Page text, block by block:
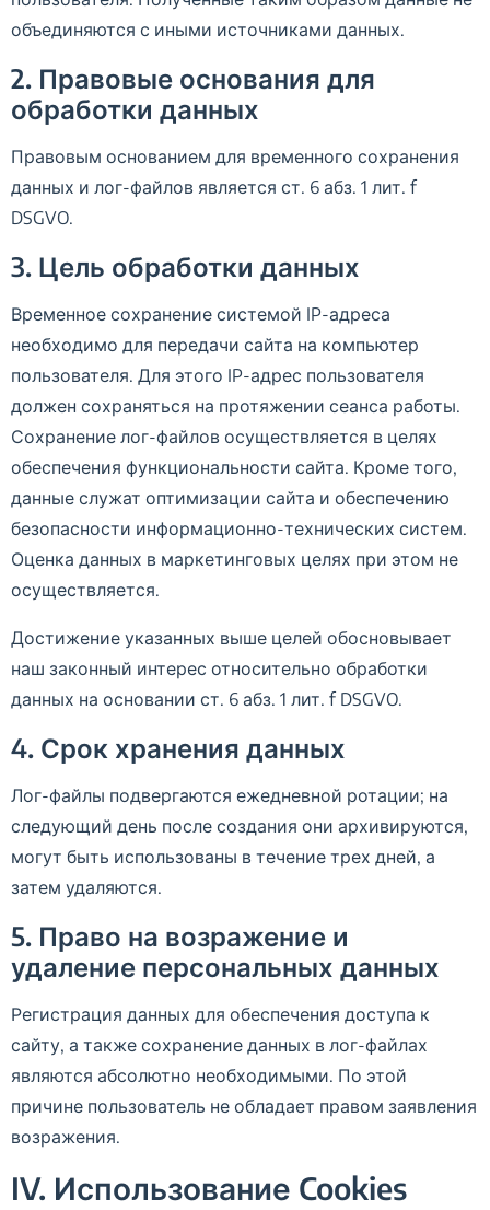
объединяются с иными источниками данных.
2. Правовые основания для
обработки данных
Правовым основанием для временного сохранения
данных и лог-файлов является ст. 6 абз. 1 лит. f
DSGVO.
3. Цель обработки данных
Временное сохранение системой IP-адреса
необходимо для передачи сайта на компьютер
пользователя. Для этого IP-адрес пользователя
должен сохраняться на протяжении сеанса работы.
Сохранение лог-файлов осуществляется в целях
обеспечения функциональности сайта. Кроме того,
данные служат оптимизации сайта и обеспечению
безопасности информационно-технических систем.
Оценка данных в маркетинговых целях при этом не
осуществляется.
Достижение указанных выше целей обосновывает
наш законный интерес относительно обработки
данных на основании ст. 6 абз. 1 лит. f DSGVO.
4. Срок хранения данных
Лог-файлы подвергаются ежедневной ротации; на
следующий день после создания они архивируются,
могут быть использованы в течение трех дней, а
затем удаляются.
5. Право на возражение и
удаление персональных данных
Регистрация данных для обеспечения доступа к
сайту, а также сохранение данных в лог-файлах
являются абсолютно необходимыми. По этой
причине пользователь не обладает правом заявления
возражения.
IV. Использование Cookies